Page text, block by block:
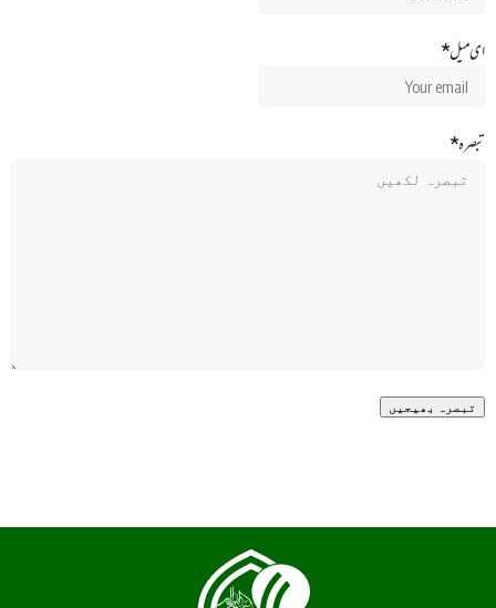
ای میل*
تبصرہ*